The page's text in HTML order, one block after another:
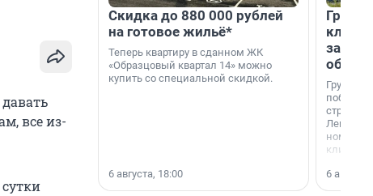
все из-
Скидка до 880 000 рублей
на готовое жильё*
Теперь квартиру в сданном ЖК
«Образцовый квартал 14» можно
купить со специальной скидкой.
6 августа, 18:00
Группа
области».
6